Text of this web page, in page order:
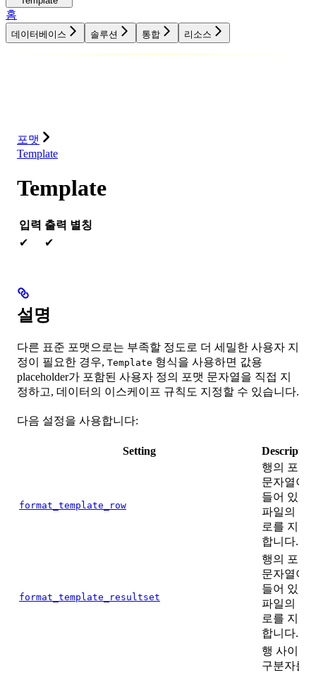
홈
데이터베이스 솔루션 통합 리소스
포맷
Template
Template
입력 출력 별칭
✔
✔
설명
다른 표준 포맷으로는 부족할 정도로 더 세밀한 사용자 지
정이 필요한 경우, Template 형식을 사용하면 값용
placeholder가 포함된 사용자 정의 포맷 문자열을 직접 지
정하고, 데이터의 이스케이프 규칙도 지정할 수 있습니다.
다음 설정을 사용합니다:
Setting Description
format_template_row
행의 포맷
문자열이
들어 있는
파일의 경
로를 지정
합니다.
format_template_resultset
행의 포맷
문자열이
들어 있는
파일의 경
로를 지정
합니다.
행 사이의
구분자를